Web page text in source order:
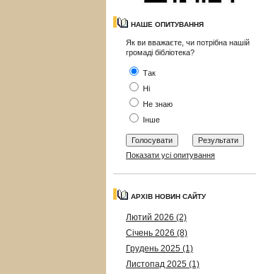
НАШЕ ОПИТУВАННЯ
Як ви вважаєте, чи потрібна нашій
громаді бібліотека?
Так
Ні
Не знаю
Інше
Показати усі опитування
АРХІВ НОВИН САЙТУ
Лютий 2026 (2)
Січень 2026 (8)
Грудень 2025 (1)
Листопад 2025 (1)